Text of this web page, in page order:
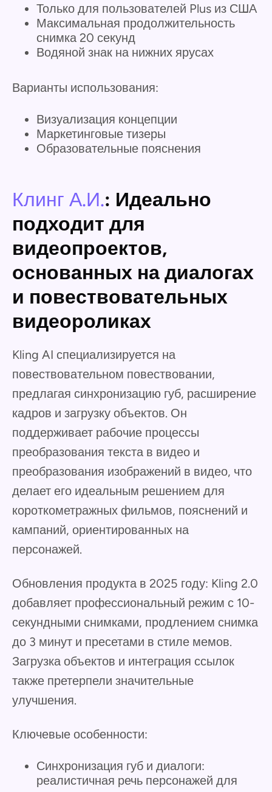
Только для пользователей Plus из США
Максимальная продолжительность
снимка 20 секунд
Водяной знак на нижних ярусах
Варианты использования:
Визуализация концепции
Маркетинговые тизеры
Образовательные пояснения
Клинг А.И.: Идеально
подходит для
видеопроектов,
основанных на диалогах
и повествовательных
видеороликах
Kling AI специализируется на
повествовательном повествовании,
предлагая синхронизацию губ, расширение
кадров и загрузку объектов. Он
поддерживает рабочие процессы
преобразования текста в видео и
преобразования изображений в видео, что
делает его идеальным решением для
короткометражных фильмов, пояснений и
кампаний, ориентированных на
персонажей.
Обновления продукта в 2025 году: Kling 2.0
добавляет профессиональный режим с 10-
секундными снимками, продлением снимка
до 3 минут и пресетами в стиле мемов.
Загрузка объектов и интеграция ссылок
также претерпели значительные
улучшения.
Ключевые особенности:
Синхронизация губ и диалоги:
реалистичная речь персонажей для